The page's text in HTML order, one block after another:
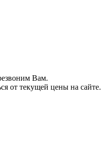
Вам.
от текущей цены на сайте.